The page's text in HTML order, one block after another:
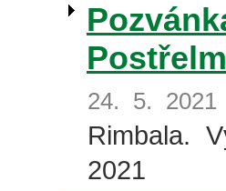
24. 5. 2021
Rimbala.
2021